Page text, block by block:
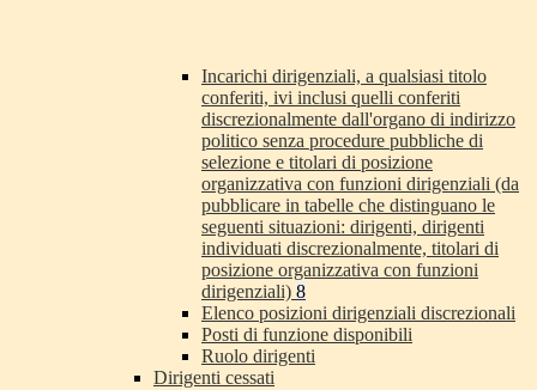
Incarichi dirigenziali, a qualsiasi titolo
conferiti, ivi inclusi quelli conferiti
discrezionalmente dall'organo di indirizzo
politico senza procedure pubbliche di
selezione e titolari di posizione
organizzativa con funzioni dirigenziali (da
pubblicare in tabelle che distinguano le
seguenti situazioni: dirigenti, dirigenti
individuati discrezionalmente, titolari di
posizione organizzativa con funzioni
dirigenziali) 8
Elenco posizioni dirigenziali discrezionali
Posti di funzione disponibili
Ruolo dirigenti
Dirigenti cessati